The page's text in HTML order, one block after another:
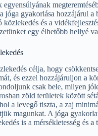
egyensúlyának
jóga gyakorlása hozzájárul a
közlekedés és a
egy élhetőbb hellyé
célja, hogy
és ezzel hozzájáruljon a
csak bele, milyen
zöld területek között
a levegő tiszta, a zaj
magunkat. A jóga
is a mérsékletesség és a